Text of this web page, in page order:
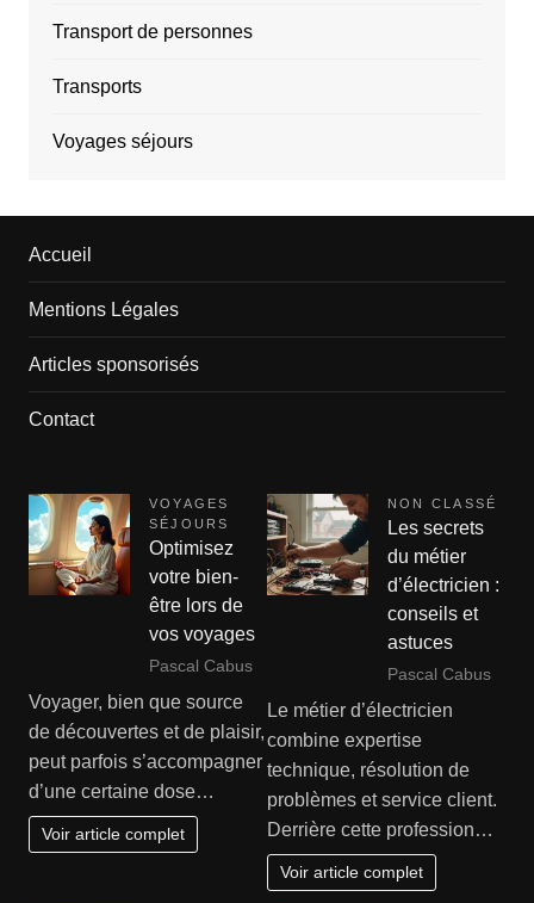
Transport de personnes
Transports
Voyages séjours
Accueil
Mentions Légales
Articles sponsorisés
Contact
VOYAGES
SÉJOURS
Optimisez
votre bien-
être lors de
vos voyages
Pascal Cabus
Voyager, bien que source
de découvertes et de plaisir,
peut parfois s’accompagner
d’une certaine dose…
Voir article complet
NON CLASSÉ
Les secrets
du métier
d’électricien :
conseils et
astuces
Pascal Cabus
Le métier d’électricien
combine expertise
technique, résolution de
problèmes et service client.
Derrière cette profession…
Voir article complet